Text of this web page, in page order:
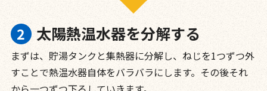
太陽熱温水器を分解する
まずは、貯湯タンクと集熱器に分解し、ねじを1つずつ外
すことで熱温水器自体をバラバラにします。その後それ